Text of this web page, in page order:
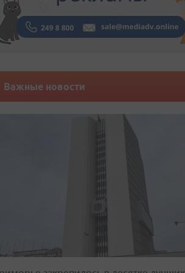
Важные новости